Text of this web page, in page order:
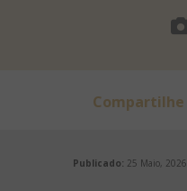
Compartilhe
Publicado: 25 Maio,